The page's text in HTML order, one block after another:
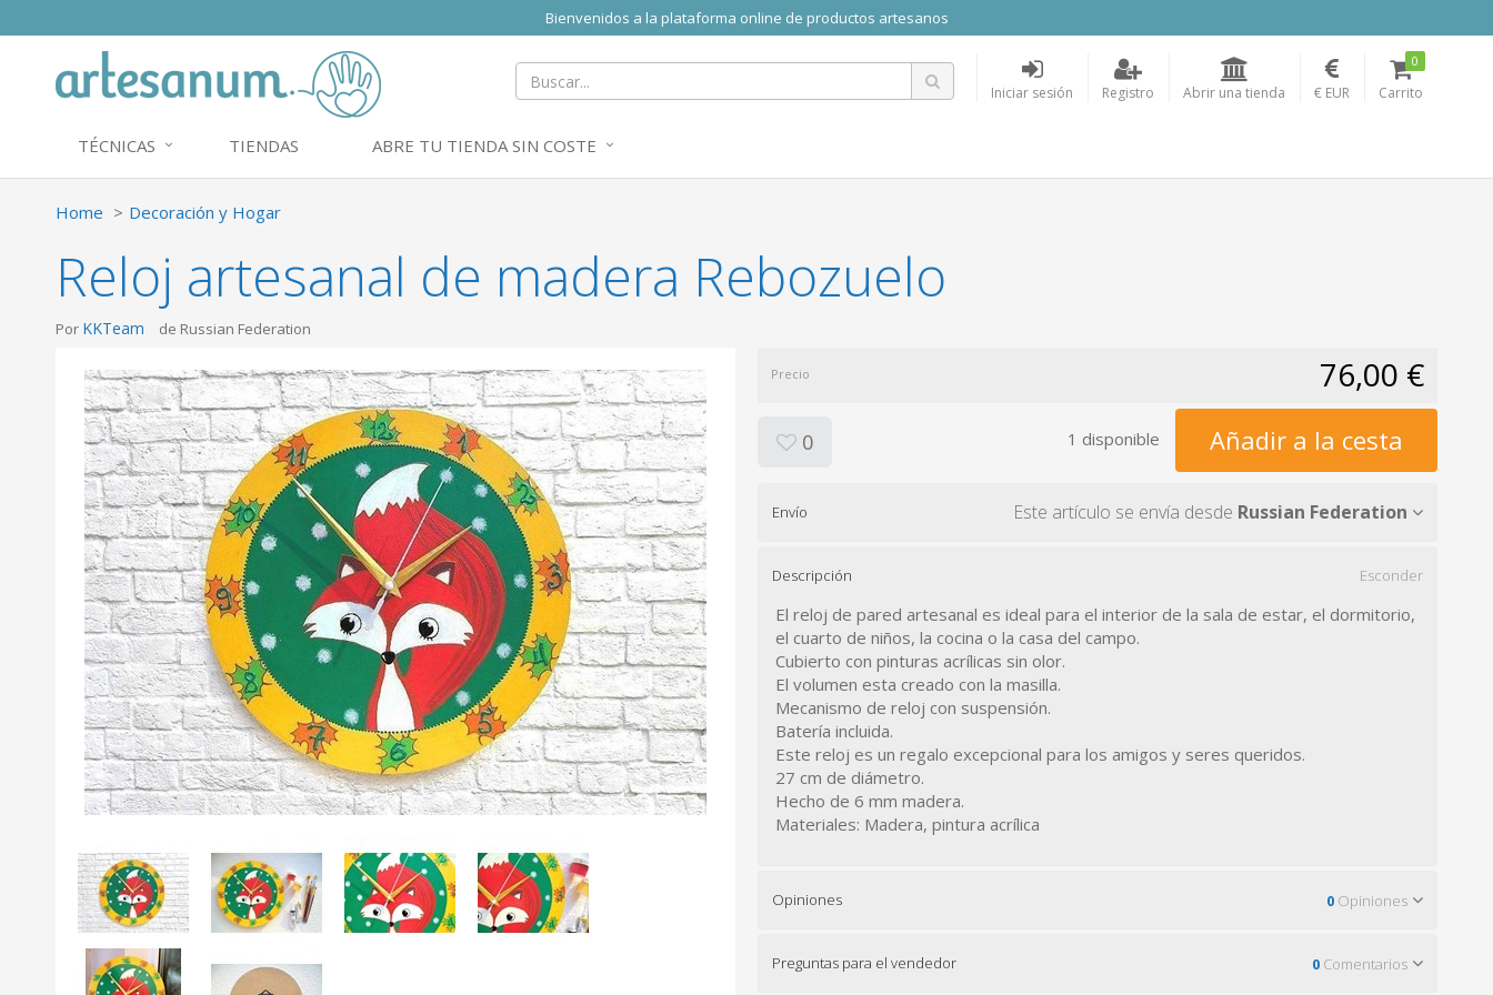
Bienvenidos a la plataforma online de productos artesanos
Iniciar sesión Registro Abrir una tienda € EUR Carrito
0
TÉCNICAS TIENDAS ABRE TU TIENDA SIN COSTE
Home Decoración y Hogar
Reloj artesanal de madera Rebozuelo
Por KKTeam de Russian Federation
Precio 76,00 €
0 1 disponible Añadir a la cesta
Envío Este artículo se envía desde Russian Federation
Descripción Esconder
El reloj de pared artesanal es ideal para el interior de la sala de estar, el dormitorio,
el cuarto de niños, la cocina o la casa del campo.
Cubierto con pinturas acrílicas sin olor.
El volumen esta creado con la masilla.
Mecanismo de reloj con suspensión.
Batería incluida.
Este reloj es un regalo excepcional para los amigos y seres queridos.
27 cm de diámetro.
Hecho de 6 mm madera.
Materiales: Madera, pintura acrílica
Opiniones 0 Opiniones
Preguntas para el vendedor 0 Comentarios